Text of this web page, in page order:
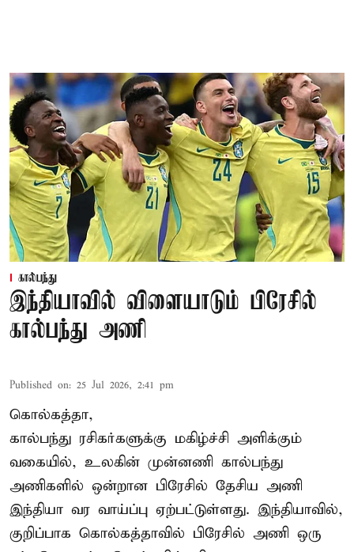
கால்பந்து
இந்தியாவில் விளையாடும் பிரேசில்
கால்பந்து அணி
Published on: 25 Jul 2026, 2:41 pm
கொல்கத்தா,
கால்பந்து ரசிகர்களுக்கு மகிழ்ச்சி அளிக்கும்
வகையில், உலகின் முன்னணி கால்பந்து
அணிகளில் ஒன்றான பிரேசில் தேசிய அணி
இந்தியா வர வாய்ப்பு ஏற்பட்டுள்ளது. இந்தியாவில்,
குறிப்பாக கொல்கத்தாவில் பிரேசில் அணி ஒரு